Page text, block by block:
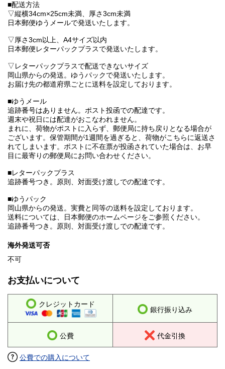
■配送方法
▽縦横34cm×25cm未満、厚さ3cm未満
日本郵便ゆうメールで発送いたします。
▽厚さ3cm以上、A4サイズ以内
日本郵便レターパックプラスで発送いたします。
▽レターパックプラスで配送できないサイズ
岡山県からの発送。ゆうパックで発送いたします。
お届け先の都道府県ごとに送料を設定しております。
■ゆうメール
追跡番号はありません。ポスト投函での配達です。
週末や祝日には配達がおこなわれません。
まれに、荷物がポストに入らず、郵便局に持ち戻りとなる場合が
ございます。保管期間が1週間を過ぎると、荷物がこちらに返送さ
れてしまいます。ポストに不在票が投函されていた場合は、お早
目に最寄りの郵便局にお問い合わせください。
■レターパックプラス
追跡番号つき。原則、対面受け渡しでの配達です。
■ゆうパック
岡山県からの発送。実費と同等の送料を設定しております。
送料については、日本郵便のホームページをご参照ください。
追跡番号つき。原則、対面受け渡しでの配達です。
海外発送可否
不可
お支払いについて
クレジットカード
銀行振り込み
公費 代金引換
公費での購入について